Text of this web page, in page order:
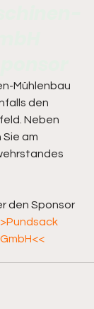
Mühlenbau
den
Neben
am
den Sponsor